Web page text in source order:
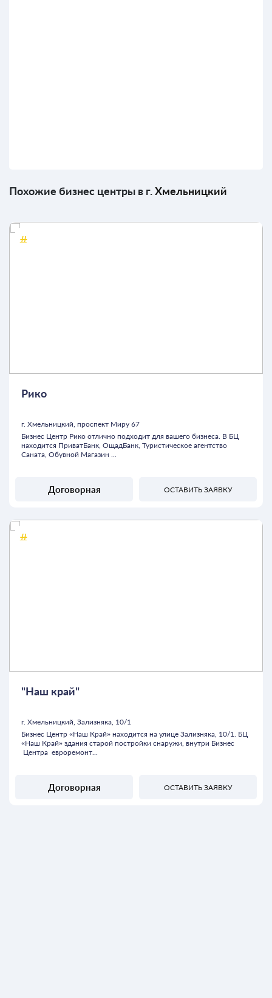
Похожие бизнес центры в г.Хмельницкий
Рико
г. Хмельницкий, проспект Миру 67
Бизнес Центр Рико отлично подходит для вашего бизнеса. В БЦ
находится ПриватБанк, ОщадБанк, Туристическое агентство
Саната, Обувной Магазин ...
Договорная ОСТАВИТЬ ЗАЯВКУ
"Наш край"
г. Хмельницкий, Зализняка, 10/1
Бизнес Центр «Наш Край» находится на улице Зализняка, 10/1. БЦ
«Наш Край» здания старой постройки снаружи, внутри Бизнес
Центра евроремонт...
Договорная ОСТАВИТЬ ЗАЯВКУ